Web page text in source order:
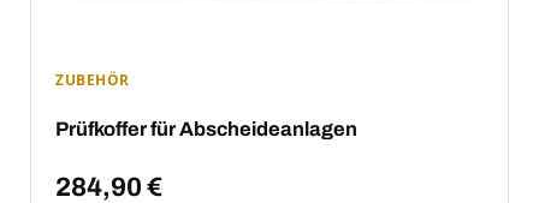
ZUBEHÖR
Prüfkoffer für Abscheideanlagen
284,90 €